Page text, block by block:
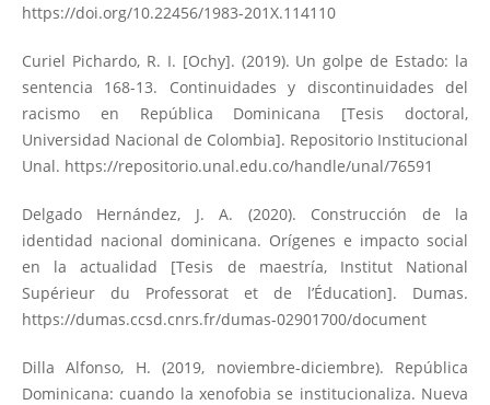
https://doi.org/10.22456/1983-201X.114110
Curiel Pichardo, R. I. [Ochy]. (2019). Un golpe de Estado: la
sentencia 168-13. Continuidades y discontinuidades del
racismo en República Dominicana [Tesis doctoral,
Universidad Nacional de Colombia]. Repositorio Institucional
Unal. https://repositorio.unal.edu.co/handle/unal/76591
Delgado Hernández, J. A. (2020). Construcción de la
identidad nacional dominicana. Orígenes e impacto social
en la actualidad [Tesis de maestría, Institut National
Supérieur du Professorat et de l’Éducation]. Dumas.
https://dumas.ccsd.cnrs.fr/dumas-02901700/document
Dilla Alfonso, H. (2019, noviembre-diciembre). República
Dominicana: cuando la xenofobia se institucionaliza. Nueva